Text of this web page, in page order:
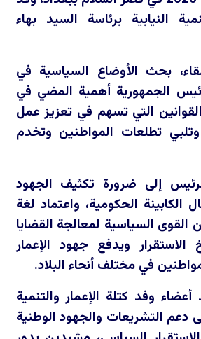
النيابية برئاسة السيد بهاء
بحث الأوضاع السياسية في
الجمهورية أهمية المضي في
التي تسهم في تعزيز عمل
تطلعات المواطنين وتخدم
إلى ضرورة تكثيف الجهود
الكابينة الحكومية، واعتماد لغة
القوى السياسية لمعالجة القضايا
الاستقرار ويدفع جهود الإعمار
في مختلف أنحاء البلاد.
وفد كتلة الإعمار والتنمية
دعم التشريعات والجهود الوطنية